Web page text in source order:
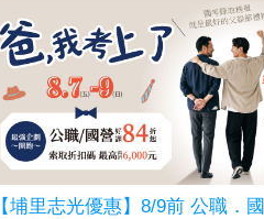
【埔里志光優惠】8/9前 公職．